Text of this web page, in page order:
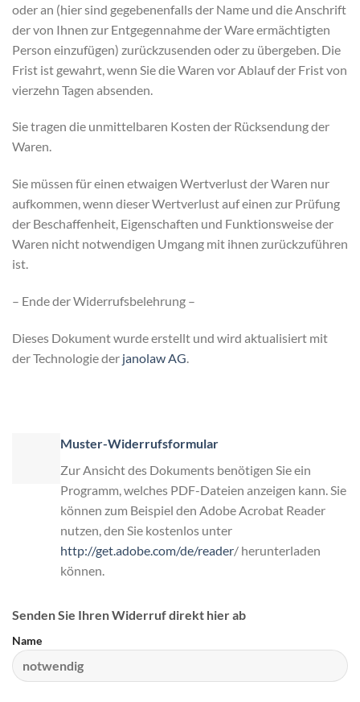
oder an (hier sind gegebenenfalls der Name und die Anschrift
der von Ihnen zur Entgegennahme der Ware ermächtigten
Person einzufügen) zurückzusenden oder zu übergeben. Die
Frist ist gewahrt, wenn Sie die Waren vor Ablauf der Frist von
vierzehn Tagen absenden.
Sie tragen die unmittelbaren Kosten der Rücksendung der
Waren.
Sie müssen für einen etwaigen Wertverlust der Waren nur
aufkommen, wenn dieser Wertverlust auf einen zur Prüfung
der Beschaffenheit, Eigenschaften und Funktionsweise der
Waren nicht notwendigen Umgang mit ihnen zurückzuführen
ist.
– Ende der Widerrufsbelehrung –
Dieses Dokument wurde erstellt und wird aktualisiert mit
der Technologie der janolaw AG
Muster-Widerrufsformular
Zur Ansicht des Dokuments benötigen Sie ein
Programm, welches PDF-Dateien anzeigen kann. Sie
können zum Beispiel den Adobe Acrobat Reader
nutzen, den Sie kostenlos unter
http://get.adobe.com/de/reader/ herunterladen
können.
Senden Sie Ihren Widerruf direkt hier ab
Name